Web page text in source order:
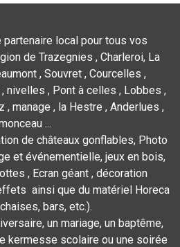
local pour tous vos
de Trazegnies , Charleroi, La
, Souvret , Courcelles ,
nivelles , Pont à celles , Lobbes ,
, manage , la Hestre , Anderlues ,
...
de châteaux gonflables, Photo
et événementielle, jeux en bois,
, Ecran géant , décoration
ainsi que du matériel Horeca
bars, etc.).
un mariage, un baptême,
kermesse scolaire ou une soirée